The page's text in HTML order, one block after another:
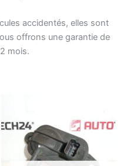
accidentés, elles sont
offrons une garantie de
mois.